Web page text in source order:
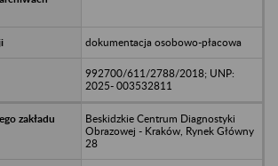
dokumentacja osobowo-płacowa
992700/611/2788/2018; UNP:
2025- 003532811
Beskidzkie Centrum Diagnostyki
Obrazowej - Kraków, Rynek Główny
28